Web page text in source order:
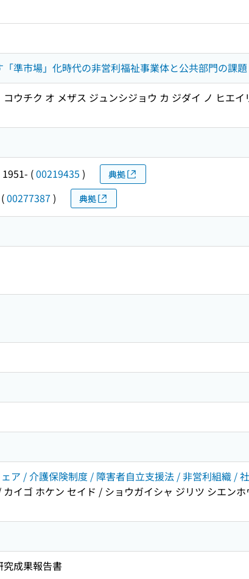
準市場」化時代の非営利福祉事業体と公共部門の課題
ウチク オ メザス ジュンシジョウ カ ジダイ ノ ヒエ
1951- (00219435 ) 典拠
(00277387 ) 典拠
ア / 介護保険制度 / 障害者自立支援法 / 非営利組織 /
イゴ ホケン セイド / ショウガイシャ ジリツ シエン
成果報告書